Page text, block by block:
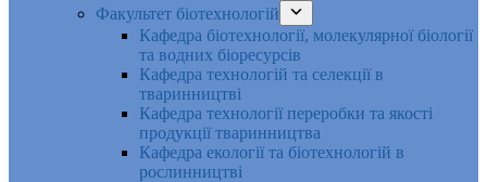
Факультет біотехнологій
Кафедра біотехнології, молекулярної біології
та водних біоресурсів
Кафедра технологій та селекції в
тваринництві
Кафедра технології переробки та якості
продукції тваринництва
Кафедра екології та біотехнологій в
рослинництві